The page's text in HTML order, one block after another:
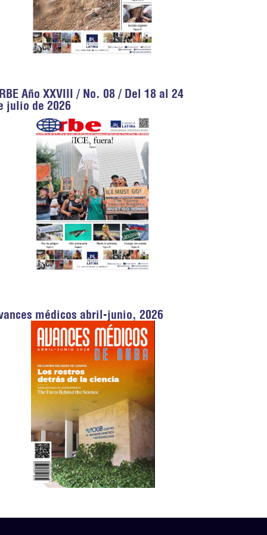
Año XXVIII / No. 08 / Del 18 al 24
julio de 2026
médicos abril-junio, 2026